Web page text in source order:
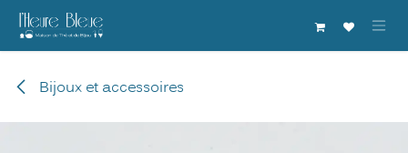
Se rendre au contenu
Bijoux et accessoires